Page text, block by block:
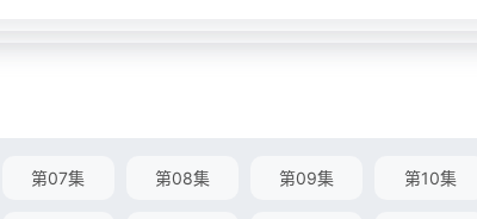
第07集 第08集 第09集 第10集